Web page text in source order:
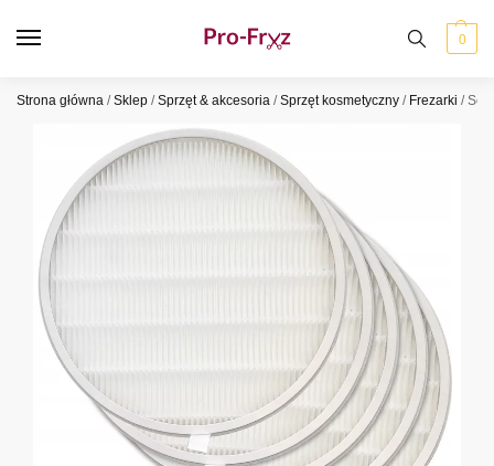
0
Strona główna /Sklep /Sprzęt & akcesoria /Sprzęt kosmetyczny / Frezarki /